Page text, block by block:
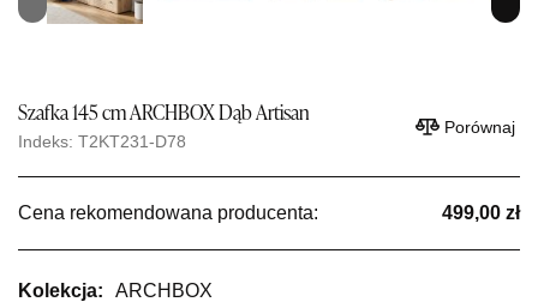
Szafka 145 cm ARCHBOX Dąb Artisan
Indeks: T2KT231-D78
Porównaj
Cena rekomendowana producenta: 499,00 zł
Kolekcja:
ARCHBOX